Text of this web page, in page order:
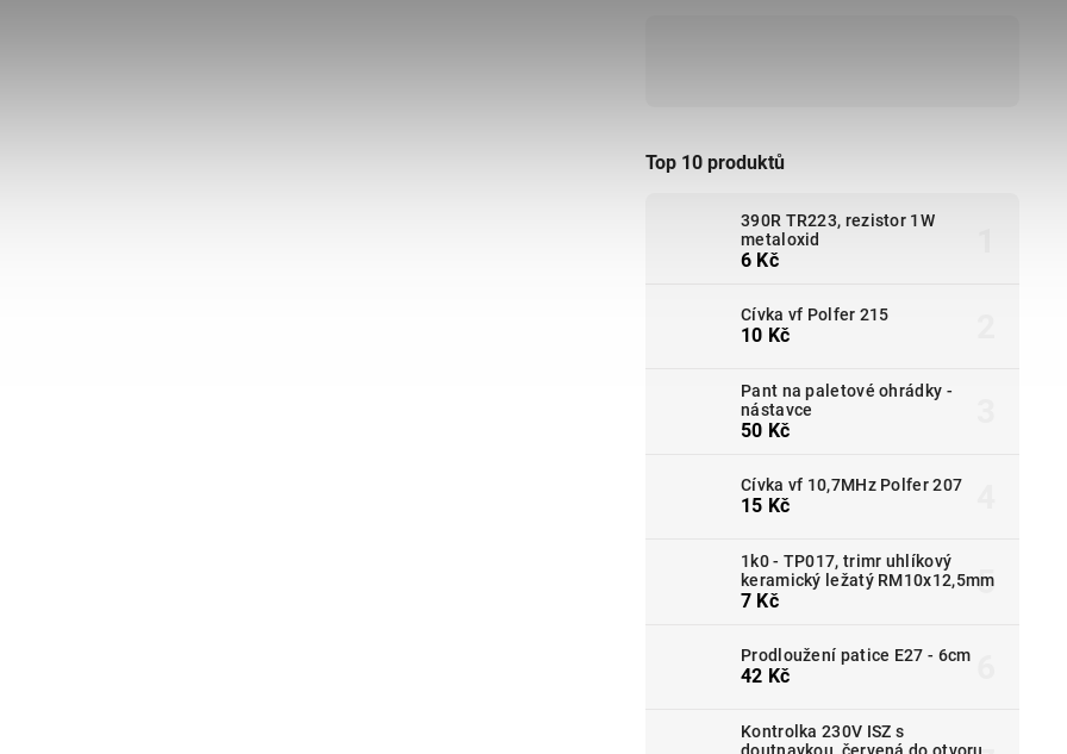
Top 10 produktů
390R TR223, rezistor 1W
metaloxid
6 Kč
Cívka vf Polfer 215
10 Kč
Pant na paletové ohrádky -
nástavce
50 Kč
Cívka vf 10,7MHz Polfer 207
15 Kč
1k0 - TP017, trimr uhlíkový
keramický ležatý RM10x12,5mm
7 Kč
Prodloužení patice E27 - 6cm
42 Kč
Kontrolka 230V ISZ s